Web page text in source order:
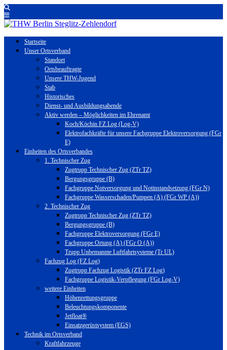
Startseite
Unser Ortsverband
Standort
Ortsbeauftragte
Unsere THW-Jugend
Stab
Historisches
Dienst- und Ausbildungsabende
Aktiv werden – Möglichkeiten im Ehrenamt
Koch/Köchin FZ Log (Log-V)
Elektrofachkräfte für unsere Fachgruppe Elektroversorgung (FGr
E)
Einheiten des Ortsverbandes
1. Technischer Zug
Zugtrupp Technischer Zug (ZTr TZ)
Bergungsgruppe (B)
Fachgruppe Notversorgung und Notinstandsetzung (FGr N)
Fachgruppe Wasserschaden/Pumpen (A) (FGr WP (A))
2. Technischer Zug
Zugtrupp Technischer Zug (ZTr TZ)
Bergungsgruppe (B)
Fachgruppe Elektroversorgung (FGr E)
Fachgruppe Ortung (A) (FGr O (A))
Trupp Unbemannte Luftfahrtsysteme (Tr UL)
Fachzug Log (FZ Log)
Zugtrupp Fachzug Logistik (ZTr FZ Log)
Fachgruppe Logistik-Verpflegung (FGr Log-V)
weitere Einheiten
Höhenrettungsgruppe
Beleuchtungskomponente
Jetfloat®
Einsatzgerüstsystem (EGS)
Technik im Ortsverband
Kraftfahrzeuge